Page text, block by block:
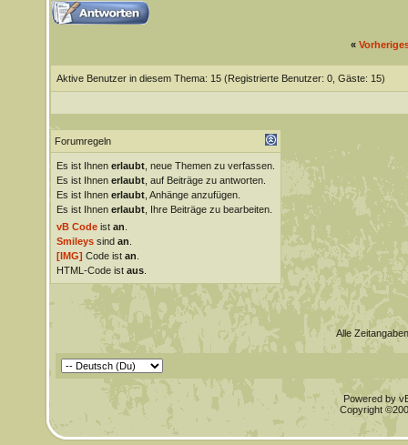
«
Aktive Benutzer in diesem Thema: 15 (Registrierte Benutzer: 0, Gäste: 15)
Forumregeln
Es ist Ihnen erlaubt, neue Themen zu verfassen.
Es ist Ihnen erlaubt, auf Beiträge zu antworten.
Es ist Ihnen erlaubt, Anhänge anzufügen.
Es ist Ihnen erlaubt, Ihre Beiträge zu bearbeiten.
vB Codeist an
Smileyssind an
[IMG] Code ist an
HTML-Code ist aus.
Alle
Powered by
Copyright